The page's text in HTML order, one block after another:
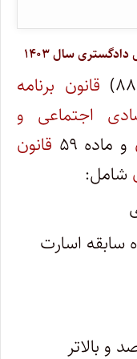
سال ۱۴۰۳
قانون برنامه
اجتماعی و
و ماده ۵۹
قانون
شامل:
و بالاتر